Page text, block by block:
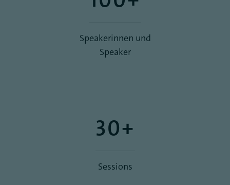
Speakerinnen und
Speaker
30+
Sessions